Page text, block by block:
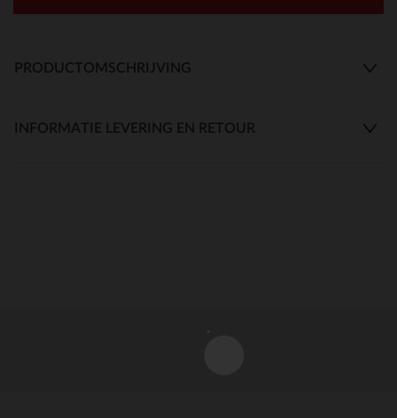
PRODUCTOMSCHRIJVING
INFORMATIE LEVERING EN RETOUR